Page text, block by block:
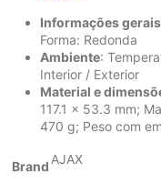
Informações gerais
Forma: Redonda
Ambiente:
Interior / Exterior
Material e
117.1 x 53.3 mm;
470 g; Peso com
BrandAJAX